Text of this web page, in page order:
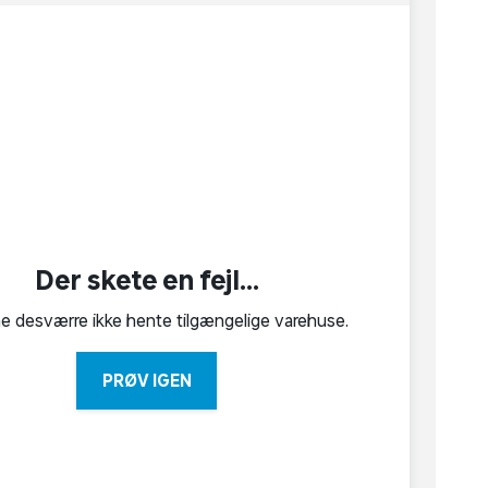
Der skete en fejl...
desværre ikke hente tilgængelige varehuse.
PRØV IGEN